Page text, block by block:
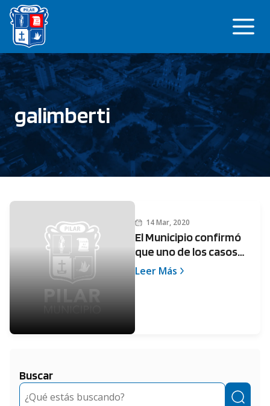
Saltar
contenido
galimberti
14 Mar, 2020
El Municipio confirmó
que uno de los casos
sospechados de
Leer Más
Buscar
Buscar